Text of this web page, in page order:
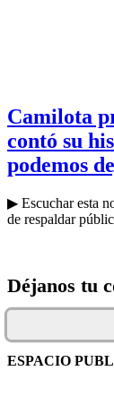
Camilota
contó su
podemos
▶ Escuchar esta
de respaldar
Déjanos tu
ESPACIO